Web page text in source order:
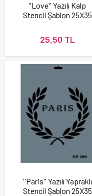
''Love'' Yazılı Kalp
Stencil Şablon 25X35
25,50 TL
''Paris'' Yazılı Yapraklı
Stencil Şablon 25X35